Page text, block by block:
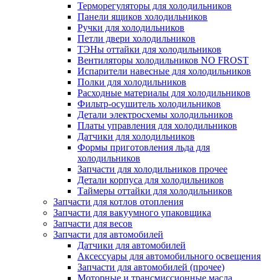
Терморегуляторы для холодильников
Панели ящиков холодильников
Ручки для холодильников
Петли двери холодильников
ТЭНы оттайки для холодильников
Вентиляторы холодильников NO FROST
Испарители навесные для холодильников
Полки для холодильников
Расходные материалы для холодильников
Фильтр-осушитель холодильников
Детали электросхемы холодильников
Платы управления для холодильников
Датчики для холодильников
Формы приготовления льда для
холодильников
Запчасти для холодильников прочее
Детали корпуса для холодильников
Таймеры оттайки для холодильников
Запчасти для котлов отопления
Запчасти для вакуумного упаковщика
Запчасти для весов
Запчасти для автомобилей
Датчики для автомобилей
Аксессуары для автомобильного освещения
Запчасти для автомобилей (прочее)
Моторные и трансмиссионные масла